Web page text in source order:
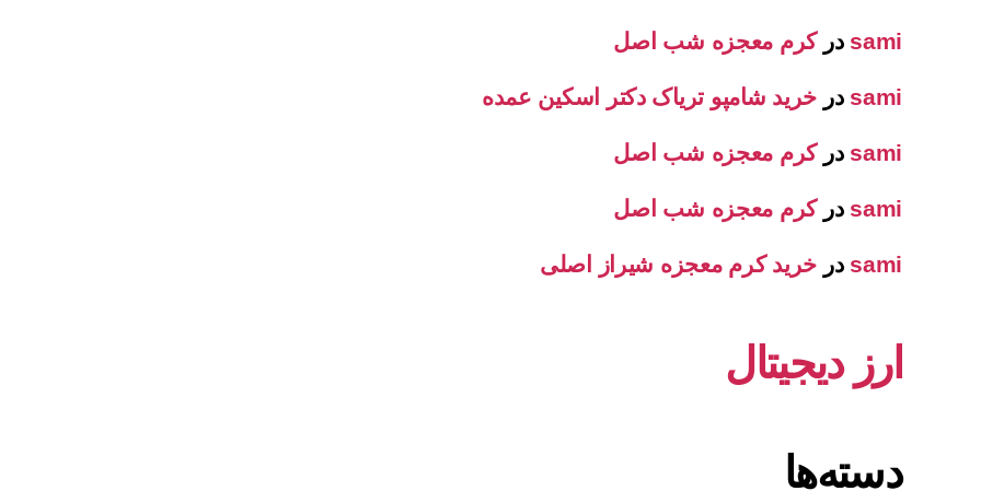
sami درکرم معجزه شب اصل
sami در خرید شامپو تریاک دکتر اسکین عمده
sami درکرم معجزه شب اصل
sami درکرم معجزه شب اصل
sami در خرید کرم معجزه شیراز اصلی
ارز دیجیتال
دسته‌ها